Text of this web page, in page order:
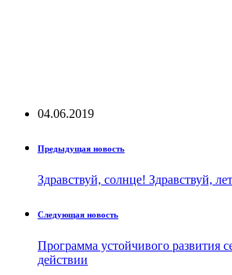
04.06.2019
Предыдущая новость
Здравствуй, солнце! Здравствуй,
Следующая новость
Программа устойчивого развития
действии